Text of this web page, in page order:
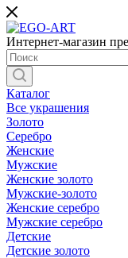
Интернет-магазин
Каталог
Все украшения
Золото
Серебро
Женские
Мужские
Женские золото
Мужские-золото
Женские серебро
Мужские серебро
Детские
Детские золото